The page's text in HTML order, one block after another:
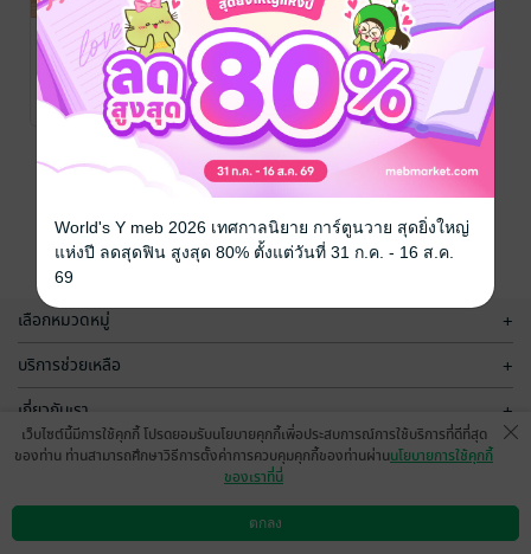
Stolen
Heart...ชู่ว!
เงียบสิที่รัก ผม
จะมัดหัวใจคุณ
(หนังสือเสียง)
แม่มดตาหวาน/ ชม
จันท์
นิยายรักวัยรุ่น
No Rating
Stolen
Heart...ชู่ว!
เงียบสิที่รัก ผม
จะมัดหัวใจคุณ
แม่มดตาหวาน/ ชม
จันท์
นิยายรักวัยรุ่น
4 Rating
เลือกหมวดหมู่ +
บริการช่วยเหลือ +
เกี่ยวกับเรา +
กลุ่มธุรกิจในเครือ
ดาวน์โหลดแอป วิธีการใช้งาน ติดต่อเรา
เว็บไซต์นี้มีการใช้คุกกี้ โปรดยอมรับนโยบายคุกกี้เพื่อประสบการณ์การใช้บริการที่ดีที่สุด
ของท่าน ท่านสามารถศึกษาวิธีการตั้งค่าการควบคุมคุกกี้ของท่านผ่านนโยบายการใช้คุกกี้
ของเราที่นี่
ตกลง
World's Y meb 2026 เทศกาลนิยาย การ์ตูนวาย สุดยิ่งใหญ่
แห่งปี ลดสุดฟิน สูงสุด 80% ตั้งแต่วันที่ 31 ก.ค. - 16 ส.ค.
69